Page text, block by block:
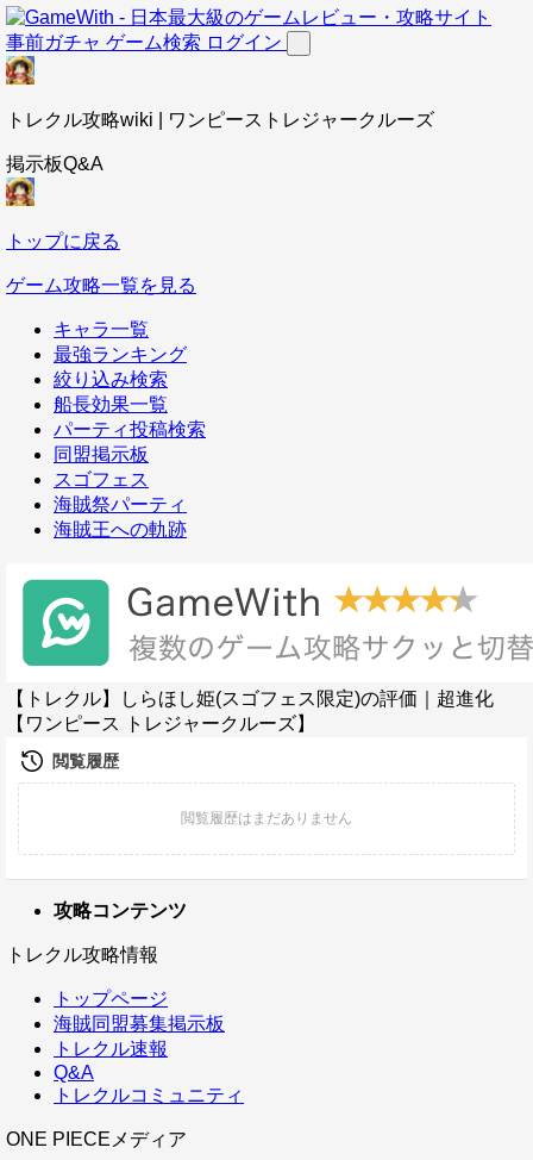
事前ガチャ ゲーム検索 ログイン
トレクル攻略wiki | ワンピーストレジャークルーズ
掲示板Q&A
トップに戻る
ゲーム攻略一覧を見る
キャラ一覧
最強ランキング
絞り込み検索
船長効果一覧
パーティ投稿検索
同盟掲示板
スゴフェス
海賊祭パーティ
海賊王への軌跡
【トレクル】しらほし姫(スゴフェス限定)の評価｜超進化
【ワンピース トレジャークルーズ】
攻略コンテンツ
トレクル攻略情報
トップページ
海賊同盟募集掲示板
トレクル速報
Q&A
トレクルコミュニティ
ONE PIECEメディア